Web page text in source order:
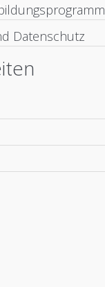
Datenschutz